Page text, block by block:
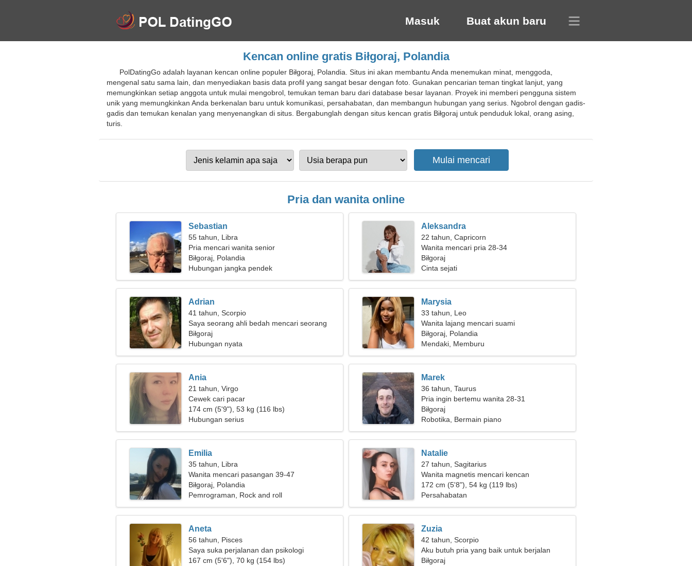
Masuk Buat akun baru
Kencan online gratis Biłgoraj, Polandia
PolDatingGo adalah layanan kencan online populer Biłgoraj, Polandia. Situs ini akan membantu Anda menemukan minat, menggoda,
mengenal satu sama lain, dan menyediakan basis data profil yang sangat besar dengan foto. Gunakan pencarian teman tingkat lanjut, yang
memungkinkan setiap anggota untuk mulai mengobrol, temukan teman baru dari database besar layanan. Proyek ini memberi pengguna sistem
unik yang memungkinkan Anda berkenalan baru untuk komunikasi, persahabatan, dan membangun hubungan yang serius. Ngobrol dengan gadis-
gadis dan temukan kenalan yang menyenangkan di situs. Bergabunglah dengan situs kencan gratis Biłgoraj untuk penduduk lokal, orang asing,
turis.
Pria dan wanita online
Sebastian
55 tahun, Libra
Pria mencari wanita senior
Biłgoraj, Polandia
Hubungan jangka pendek
Aleksandra
22 tahun, Capricorn
Wanita mencari pria 28-34
Biłgoraj
Cinta sejati
Adrian
41 tahun, Scorpio
Saya seorang ahli bedah mencari seorang
wanita yang menawan
Biłgoraj
Hubungan nyata
Marysia
33 tahun, Leo
Wanita lajang mencari suami
Biłgoraj, Polandia
Mendaki, Memburu
Ania
21 tahun, Virgo
Cewek cari pacar
174 cm (5'9"), 53 kg (116 lbs)
Hubungan serius
Marek
36 tahun, Taurus
Pria ingin bertemu wanita 28-31
Biłgoraj
Robotika, Bermain piano
Emilia
35 tahun, Libra
Wanita mencari pasangan 39-47
Biłgoraj, Polandia
Pemrograman, Rock and roll
Natalie
27 tahun, Sagitarius
Wanita magnetis mencari kencan
172 cm (5'8"), 54 kg (119 lbs)
Persahabatan
Aneta
56 tahun, Pisces
Saya suka perjalanan dan psikologi
167 cm (5'6"), 70 kg (154 lbs)
Zuzia
42 tahun, Scorpio
Aku butuh pria yang baik untuk berjalan
bersama
Biłgoraj